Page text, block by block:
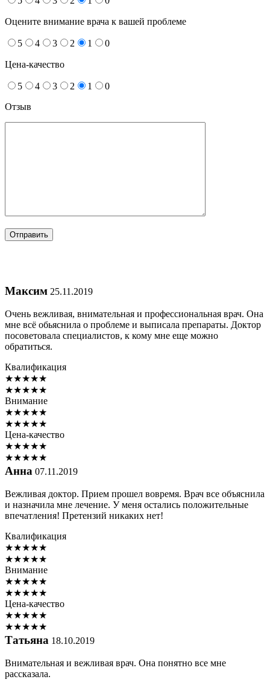
Оцените внимание врача к вашей проблеме
5 4 3 2 1 0
Цена-качество
5 4 3 2 1
0
Отзыв
Максим 25.11.2019
Очень вежливая, внимательная и профессиональная врач. Она
мне всё обьяснила о проблеме и выписала препараты. Доктор
посоветовала специалистов, к кому мне еще можно
обратиться.
Квалификация
★★★★★
★★★★★
Внимание
★★★★★
★★★★★
Цена-качество
★★★★★
★★★★★
Анна 07.11.2019
Вежливая доктор. Прием прошел вовремя. Врач все объяснила
и назначила мне лечение. У меня остались положительные
впечатления! Претензий никаких нет!
Квалификация
★★★★★
★★★★★
Внимание
★★★★★
★★★★★
Цена-качество
★★★★★
★★★★★
Татьяна 18.10.2019
Внимательная и вежливая врач. Она понятно все мне
рассказала.